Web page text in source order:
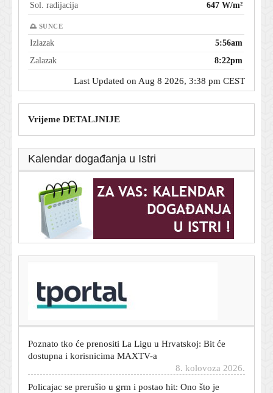
Sol. radijacija
647 W/m²
🌅 SUNCE
Izlazak
5:56am
Zalazak
8:22pm
Last Updated on Aug 8 2026, 3:38 pm CEST
Vrijeme DETALJNIJE
Kalendar događanja u Istri
Garcia iskreno o odlasku mladog talenta na posudbu:
'Nije iskoristio prilike'
dostupna i korisnicima MAXTV-a
Policajac se prerušio u grm i postao hit: Ono što je
uslijedilo neće se svidjeti vozačima